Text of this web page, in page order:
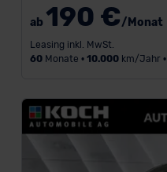
ab 190 €/Monat
Leasing inkl. MwSt.
60Monate • 10.000km/Jahr •